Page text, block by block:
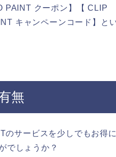
PAINT クーポン】【 CLIP
キャンペーンコード】と
無
サービスを少しでもお得に
でしょうか？